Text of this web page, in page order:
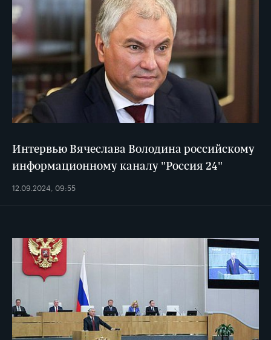
Интервью Вячеслава Володина российскому
информационному каналу "Россия 24"
12.09.2024, 09:55